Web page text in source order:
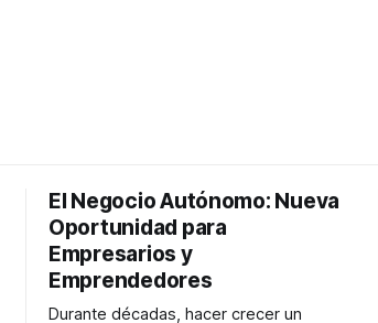
El Negocio Autónomo: Nueva
Oportunidad para
Empresarios y
Emprendedores
Durante décadas, hacer crecer un